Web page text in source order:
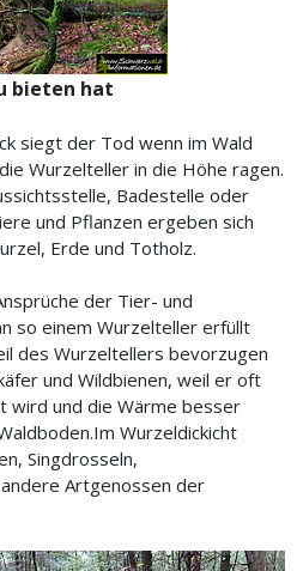
bieten hat
siegt der Tod wenn im Wald
Wurzelteller in die Höhe ragen.
Badestelle oder
und Pflanzen ergeben sich
Erde und Totholz.
der Tier- und
so einem Wurzelteller erfüllt
des Wurzeltellers bevorzugen
und Wildbienen, weil er oft
wird und die Wärme besser
Wurzeldickicht
Singdrosseln,
Artgenossen der